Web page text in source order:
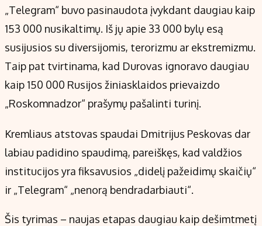
„Telegram“ buvo pasinaudota įvykdant daugiau kaip
153 000 nusikaltimų. Iš jų apie 33 000 bylų esą
susijusios su diversijomis, terorizmu ar ekstremizmu.
Taip pat tvirtinama, kad Durovas ignoravo daugiau
kaip 150 000 Rusijos žiniasklaidos prievaizdo
„Roskomnadzor“ prašymų pašalinti turinį.
Kremliaus atstovas spaudai Dmitrijus Peskovas dar
labiau padidino spaudimą, pareiškęs, kad valdžios
institucijos yra fiksavusios „didelį pažeidimų skaičių“
ir „Telegram“ „nenorą bendradarbiauti“.
Šis tyrimas – naujas etapas daugiau kaip dešimtmetį